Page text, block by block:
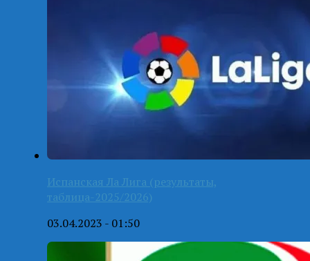
Испанская Ла Лига (результаты,
таблица-2025/2026)
03.04.2023 - 01:50